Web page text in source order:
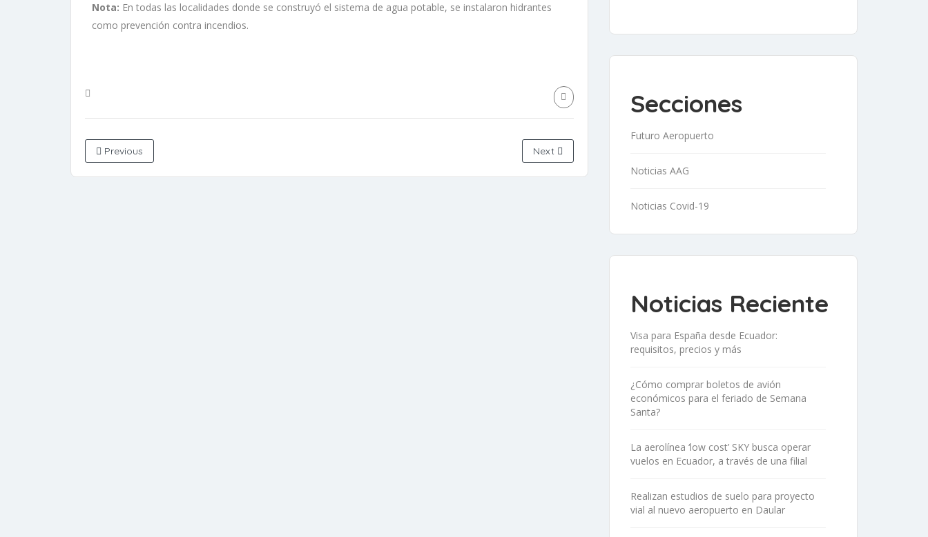
Nota: En todas las localidades donde se construyó el sistema de agua potable, se instalaron hidrantes
como prevención contra incendios.
Previous Next
Secciones
Futuro Aeropuerto
Noticias AAG
Noticias Covid-19
Noticias Reciente
Visa para España desde Ecuador:
requisitos, precios y más
¿Cómo comprar boletos de avión
económicos para el feriado de Semana
Santa?
La aerolínea ‘low cost’ SKY busca operar
vuelos en Ecuador, a través de una filial
Realizan estudios de suelo para proyecto
vial al nuevo aeropuerto en Daular